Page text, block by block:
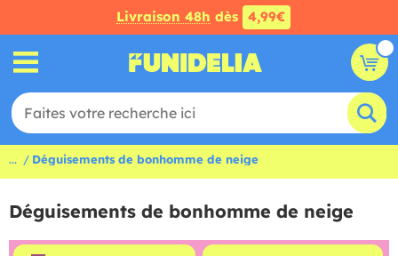
Livraison 48h dès 4,99€
... Déguisements de bonhomme de neige
Déguisements de bonhomme de neige